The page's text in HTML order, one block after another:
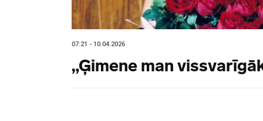
07:21 - 10.04.2026
„Ģimene man